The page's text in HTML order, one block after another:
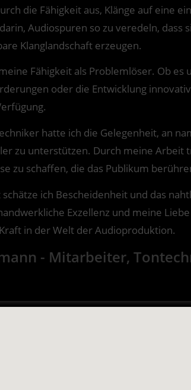
die Fähigkeit aus, Klänge auf eine
Audiospuren so zu veredeln, dass
Klanglandschaft erzeugen.
Fähigkeit als Problemlöser. Ob es
oder die Entwicklung
hatte ich die Gelegenheit, an
zu unterstützen. Durch meine Arbeit
zu schaffen, die das Publikum
ich Bescheidenheit und das
Exzellenz und meine
in der Welt der Audioproduktion.
- Mitarbeiter,